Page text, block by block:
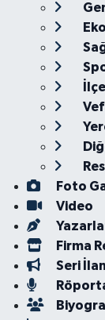
Foto
Video
Firma
Seri İlan